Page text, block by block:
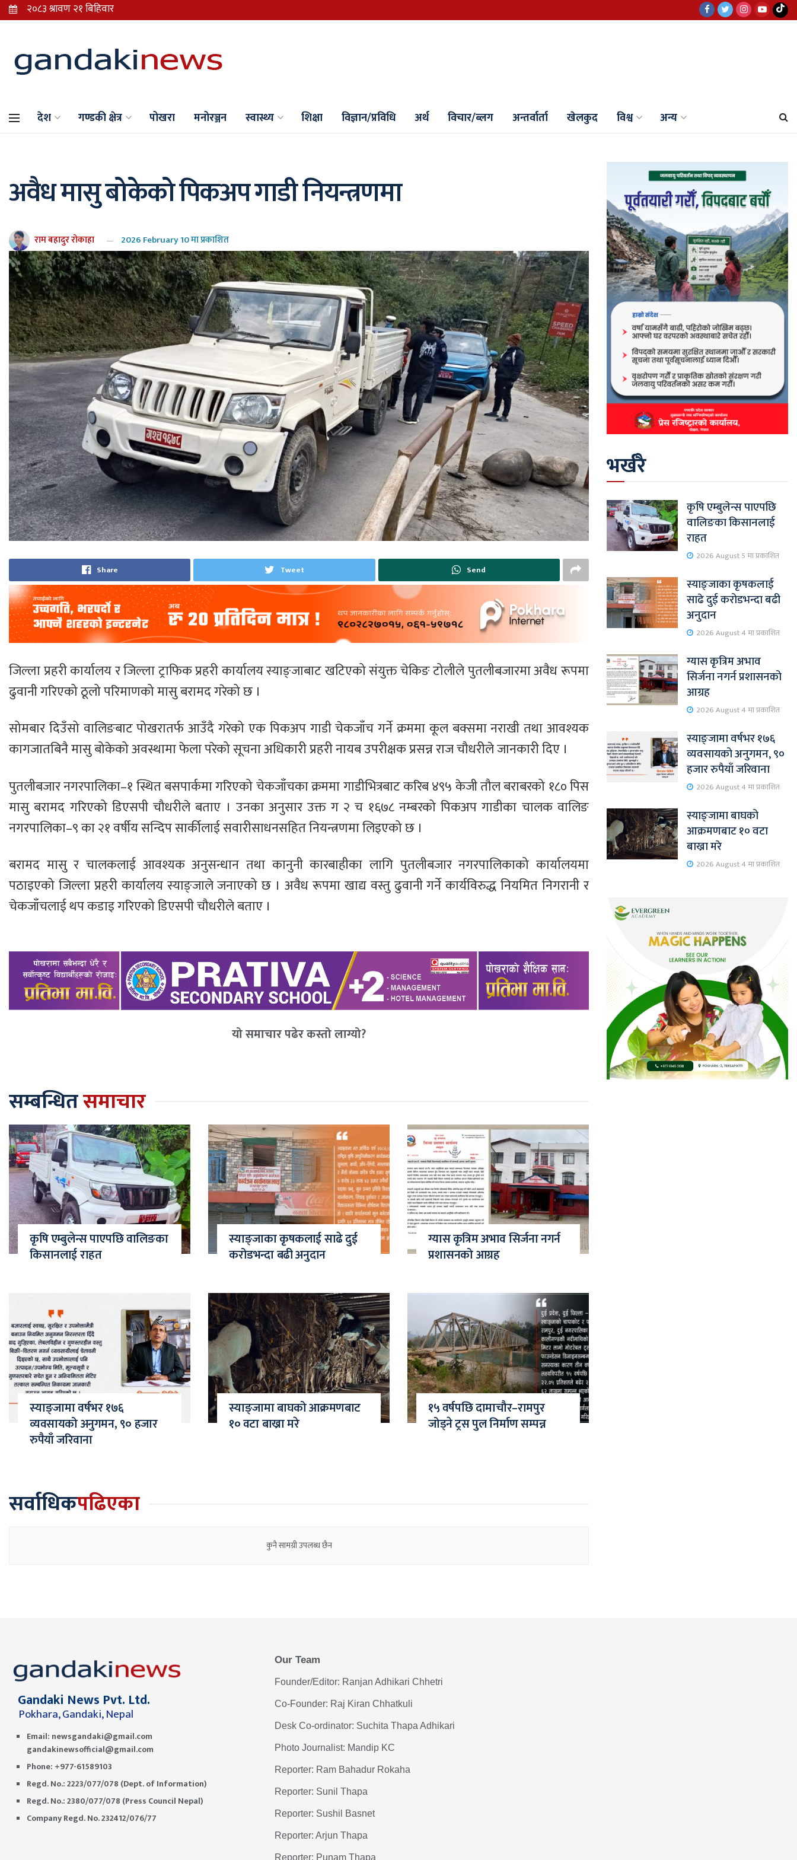
देश गण्डकी क्षेत्र पोखरा मनोरञ्जन स्वास्थ्य शिक्षा विज्ञान/प्रविधि अर्थ विचार/ब्लग अन्तर्वार्ता खेलकुद विश्व अन्य
अवैध मासु बोकेको पिकअप गाडी नियन्त्रणमा
राम बहादुर रोकाहा 2026 February 10 मा प्रकाशित
Share Tweet Send
जिल्ला प्रहरी कार्यालय र जिल्ला ट्राफिक प्रहरी कार्यालय स्याङ्जाबाट खटिएको संयुक्त चेकिङ टोलीले पुतलीबजारमा अवैध रूपमा
ढुवानी गरिएको ठूलो परिमाणको मासु बरामद गरेको छ ।
सोमबार दिउँसो वालिङबाट पोखरातर्फ आउँदै गरेको एक पिकअप गाडी चेकजाँच गर्ने क्रममा कूल बक्समा नराखी तथा आवश्यक
कागजातबिनै मासु बोकेको अवस्थामा फेला परेको सूचना अधिकारी प्रहरी नायब उपरीक्षक प्रसन्न राज चौधरीले जानकारी दिए ।
पुतलीबजार नगरपालिका–१ स्थित बसपार्कमा गरिएको चेकजाँचका क्रममा गाडीभित्रबाट करिब ४९५ केजी तौल बराबरको १८० पिस
मासु बरामद गरिएको डिएसपी चौधरीले बताए । उनका अनुसार उक्त ग २ च १६७८ नम्बरको पिकअप गाडीका चालक वालिङ
नगरपालिका–९ का २१ वर्षीय सन्दिप सार्कीलाई सवारीसाधनसहित नियन्त्रणमा लिइएको छ ।
बरामद मासु र चालकलाई आवश्यक अनुसन्धान तथा कानुनी कारबाहीका लागि पुतलीबजार नगरपालिकाको कार्यालयमा
पठाइएको जिल्ला प्रहरी कार्यालय स्याङ्जाले जनाएको छ । अवैध रूपमा खाद्य वस्तु ढुवानी गर्ने कार्यविरुद्ध नियमित निगरानी र
चेकजाँचलाई थप कडाइ गरिएको डिएसपी चौधरीले बताए ।
यो समाचार पढेर कस्तो लाग्यो?
सम्बन्धितसमाचार
कृषि एम्बुलेन्स पाएपछि वालिङका
किसानलाई राहत
स्याङ्जाका कृषकलाई साढे दुई
करोडभन्दा बढी अनुदान
ग्यास कृत्रिम अभाव सिर्जना नगर्न
प्रशासनको आग्रह
स्याङ्जामा वर्षभर १७६
व्यवसायको अनुगमन, ९० हजार
रुपैयाँ जरिवाना
स्याङ्जामा बाघको आक्रमणबाट
१० वटा बाख्रा मरे
१५ वर्षपछि दामाचौर–रामपुर
जोड्ने ट्रस पुल निर्माण सम्पन्न
सर्वाधिकपढिएका
कुनै सामग्री उपलब्ध छैन
भर्खरै
कृषि एम्बुलेन्स पाएपछि
वालिङका किसानलाई
राहत
2026 August 5 मा प्रकाशित
स्याङ्जाका कृषकलाई
साढे दुई करोडभन्दा बढी
अनुदान
2026 August 4 मा प्रकाशित
ग्यास कृत्रिम अभाव
सिर्जना नगर्न प्रशासनको
आग्रह
2026 August 4 मा प्रकाशित
स्याङ्जामा वर्षभर १७६
व्यवसायको अनुगमन, ९०
हजार रुपैयाँ जरिवाना
2026 August 4 मा प्रकाशित
स्याङ्जामा बाघको
आक्रमणबाट १० वटा
बाख्रा मरे
2026 August 4 मा प्रकाशित
Gandaki News Pvt. Ltd.
Pokhara, Gandaki, Nepal
Email: newsgandaki@gmail.com
gandakinewsofficial@gmail.com
Phone: +977-61589103
Regd. No.: 2223/077/078 (Dept. of Information)
Regd. No.: 2380/077/078 (Press Council Nepal)
Company Regd. No. 232412/076/77
Our Team
Founder/Editor: Ranjan Adhikari Chhetri
Co-Founder: Raj Kiran Chhatkuli
Desk Co-ordinator: Suchita Thapa Adhikari
Photo Journalist: Mandip KC
Reporter: Ram Bahadur Rokaha
Reporter: Sunil Thapa
Reporter: Sushil Basnet
Reporter: Arjun Thapa
Reporter: Punam Thapa